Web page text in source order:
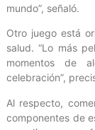
mundo”, señaló.
Otro juego está
salud. “Lo más
momentos de
celebración”,
Al respecto,
componentes de